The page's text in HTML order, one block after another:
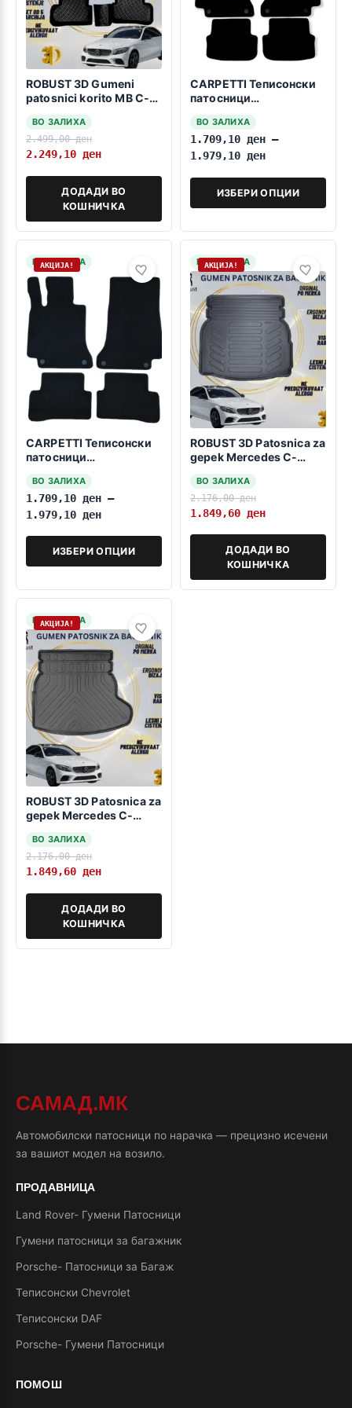
ROBUST 3D Gumeni
patosnici korito MB C-
ВО ЗАЛИХА
2.499,00ден
2.249,10 ден
ДОДАДИ ВО
КОШНИЧКА
CARPETTI Теписонски
патосници
КУПЕ Ц205 2015-2021
ВО ЗАЛИХА
1.709,10 ден –
1.979,10 ден
ИЗБЕРИ ОПЦИИ
НА ЗАЛИХА
АКЦИЈА!
CARPETTI Теписонски
патосници
класа W205 04.2014-
03.2021
ВО ЗАЛИХА
1.709,10 ден –
1.979,10 ден
ИЗБЕРИ ОПЦИИ
НА ЗАЛИХА
АКЦИЈА!
ROBUST 3D Patosnica za
gepek Mercedes C-
-без пластична
заштита за седиштата
со фиксни седишта-
ВО ЗАЛИХА
2.176,00ден
1.849,60 ден
ДОДАДИ ВО
КОШНИЧКА
НА ЗАЛИХА
АКЦИЈА!
ROBUST 3D Patosnica za
gepek Mercedes C-
-без пластична
заштита за седиштата
и уши-
ВО ЗАЛИХА
2.176,00ден
1.849,60 ден
ДОДАДИ ВО
КОШНИЧКА
САМАД.МК
Автомобилски патосници по нарачка — прецизно исечени
за вашиот модел на возило.
ПРОДАВНИЦА
Land Rover- Гумени Патосници
Гумени патосници за багажник
Porsche- Патосници за Багаж
Теписонски Chevrolet
Теписонски DAF
Porsche- Гумени Патосници
ПОМОШ